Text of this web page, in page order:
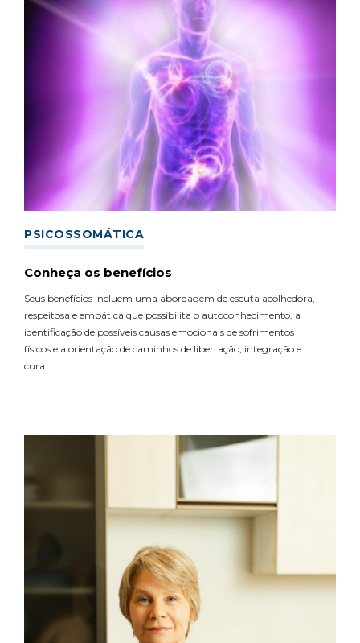
PSICOSSOMÁTICA
Conheça os benefícios
Seus benefícios incluem uma abordagem de escuta acolhedora,
respeitosa e empática que possibilita o autoconhecimento, a
identificação de possíveis causas emocionais de sofrimentos
físicos e a orientação de caminhos de libertação, integração e
cura.